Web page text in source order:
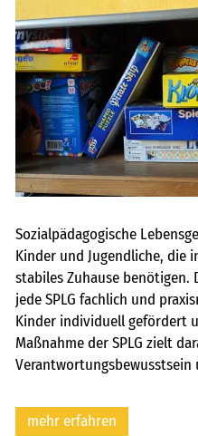
Sozialpädagogische
Kinder und Jugendliche, die
stabiles Zuhause
jede SPLG fachlich und
Kinder individuell gefördert
Maßnahme der SPLG zielt
Verantwortungsbewusstsein
mehr erfahren